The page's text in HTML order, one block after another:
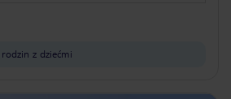
z dziećmi